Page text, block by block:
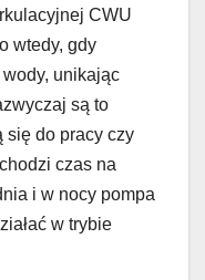
CWU
wtedy, gdy
unikając
są to
się do pracy czy
czas na
i w nocy pompa
w trybie